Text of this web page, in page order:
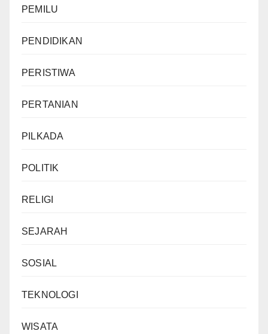
PEMILU
PENDIDIKAN
PERISTIWA
PERTANIAN
PILKADA
POLITIK
RELIGI
SEJARAH
SOSIAL
TEKNOLOGI
WISATA